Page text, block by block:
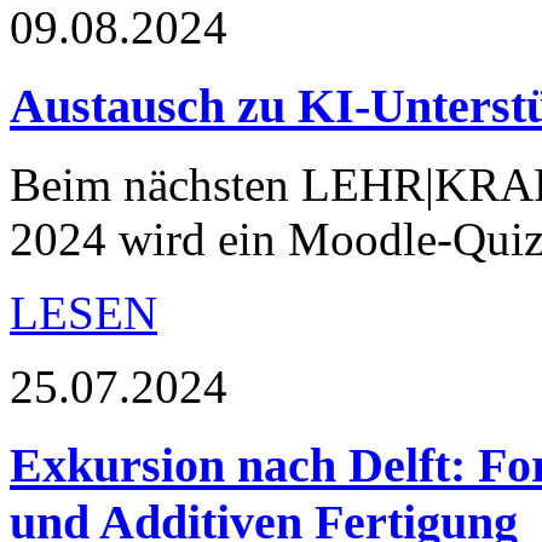
09.08.2024
Austausch zu KI-
Beim nächsten
2024 wird ein Moodle-
LESEN
25.07.2024
Exkursion nach Delft:
und Additiven Fertigung